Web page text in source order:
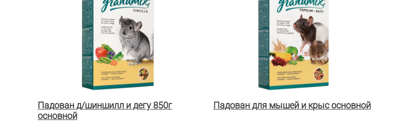
Падован д/шиншилл и дегу 850г
основной
Падован для мышей и крыс основной